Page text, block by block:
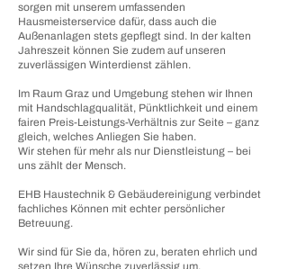
sorgen mit unserem umfassenden
Hausmeisterservice dafür, dass auch die
Außenanlagen stets gepflegt sind. In der kalten
Jahreszeit können Sie zudem auf unseren
zuverlässigen Winterdienst zählen.
Im Raum Graz und Umgebung stehen wir Ihnen
mit Handschlagqualität, Pünktlichkeit und einem
fairen Preis-Leistungs-Verhältnis zur Seite – ganz
gleich, welches Anliegen Sie haben.
Wir stehen für mehr als nur Dienstleistung – bei
uns zählt der Mensch.
EHB Haustechnik & Gebäudereinigung verbindet
fachliches Können mit echter persönlicher
Betreuung.
Wir sind für Sie da, hören zu, beraten ehrlich und
setzen Ihre Wünsche zuverlässig um.